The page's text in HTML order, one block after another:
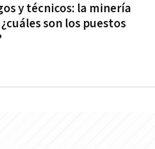
y técnicos: la minería
son los puestos